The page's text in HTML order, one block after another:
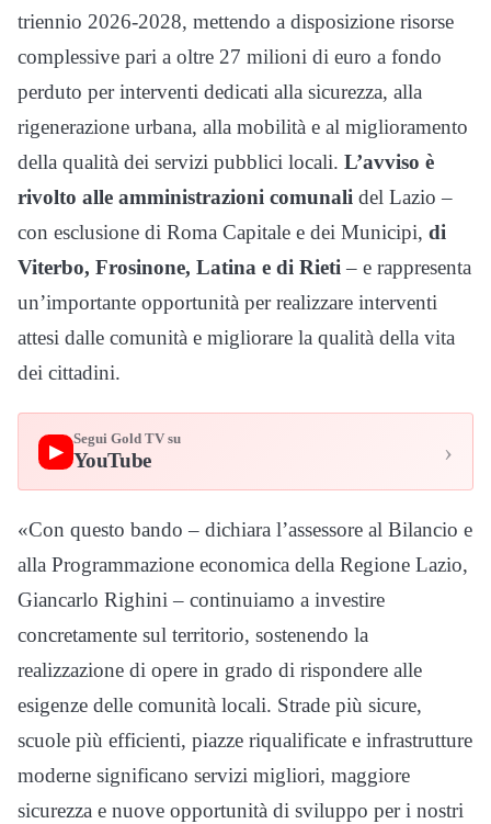
triennio 2026-2028, mettendo a disposizione risorse
complessive pari a oltre 27 milioni di euro a fondo
perduto per interventi dedicati alla sicurezza, alla
rigenerazione urbana, alla mobilità e al miglioramento
della qualità dei servizi pubblici locali. L’avviso è
rivolto alle amministrazioni comunali del Lazio –
con esclusione di Roma Capitale e dei Municipi, di
Viterbo, Frosinone, Latina e di Rieti – e rappresenta
un’importante opportunità per realizzare interventi
attesi dalle comunità e migliorare la qualità della vita
dei cittadini.
▶
Segui Gold TV su
YouTube ›
«Con questo bando – dichiara l’assessore al Bilancio e
alla Programmazione economica della Regione Lazio,
Giancarlo Righini – continuiamo a investire
concretamente sul territorio, sostenendo la
realizzazione di opere in grado di rispondere alle
esigenze delle comunità locali. Strade più sicure,
scuole più efficienti, piazze riqualificate e infrastrutture
moderne significano servizi migliori, maggiore
sicurezza e nuove opportunità di sviluppo per i nostri